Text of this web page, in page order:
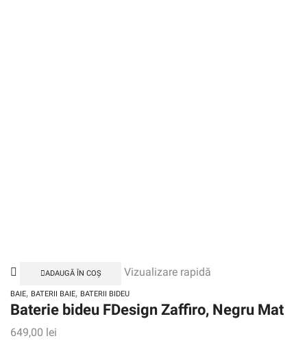
ADAUGĂ ÎN COȘ Vizualizare rapidă
BAIE, BATERII BAIE, BATERII BIDEU
Baterie bideu FDesign Zaffiro, Negru Mat
649,00 lei